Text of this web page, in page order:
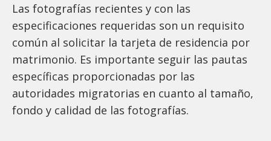
Las fotografías recientes y con las
especificaciones requeridas son un requisito
común al solicitar la tarjeta de residencia por
matrimonio. Es importante seguir las pautas
específicas proporcionadas por las
autoridades migratorias en cuanto al tamaño,
fondo y calidad de las fotografías.